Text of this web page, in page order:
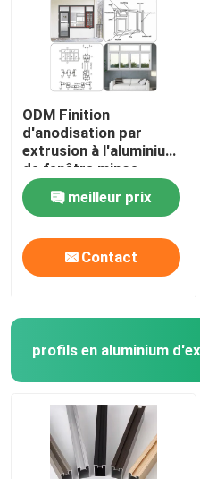
Pièces en aluminium CNC
Poignées d'armoire en
Profils en aluminium
Accessoires en verre
ODM Finition
d'anodisation par
extrusion à l'aluminium
de fenêtre mince
meilleur prix
Contact
profils en aluminium